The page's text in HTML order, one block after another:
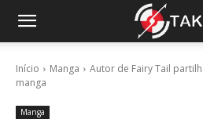
Início Manga
Autor de Fairy Tail
manga
Manga